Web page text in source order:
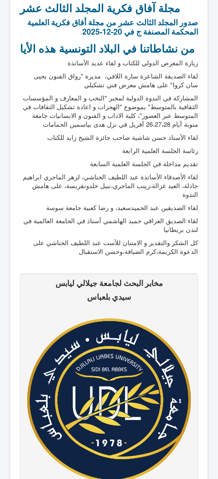
مجلة آفاق فكرية المجلد الثالث عشر
صدور المجلد الثالث عشر من مجلة أفاق فكرية العلمية
المحكمة المصنفة ج في 20-12-2025
من نشاطاتنا في البلاد التونسية هذه الأيا
زيارة المعرض الدولي للكتاب و لقاء عديد الأساتذة
لقاء الصديقة الشاعرة سارة اللافي، مديرة "رواق الفنون يحيى
سان كروا" على هامش معرض فني تشكيلي
المشاركة في الندوة الدولية لمخبر "النخب و المعارف و المؤسسات
الثقافية بالمتوسط" بموضوع "الهجرات و اعادة تشكيل الثقافات في
المتوسط عبر العصور"، كلية الاداب و الفنون و الانسانيات جامعة
منوبة أيام 26،27،28 أفريل في نزل هدى بياسمين الحمامات
لقاء الأستاذ حسن شاشية صاحب جائزة الشيخ زايد للكتاب
رئاسة الجلسة العلمية الرابعة
تقديم مداخلة في الجلسة العلمية السابعة
لقاء الأصدقاء الأساتذة عبد اللطيف الحناشي، لزهر الماجري ابراهيم
جاذلة، العيد غزالة،زينب الماجري،نبيل خلدونقريسة، على هامش
الندوة
لقاء الصديقين عبد الحميدسعيد، و رضا كعبية جامعة سوسة
لقاء الصديق العراقي حميد الهاشمي أستاذ في الجامعة العالمية في
لندن بريطانيا
كل الشكر والتقدير و الامتنان للأست عبد اللطيف الحناشي على
الدعوة الكريمة،كرم الضيافة،وحسن الاستقبال
مخابر البحث لجامعة جيلالي ليابس
سيدي بلعباس